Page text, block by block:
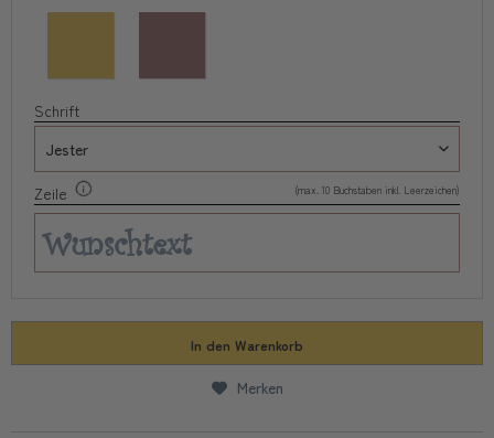
Schrift
Zeile (max. 10 Buchstaben inkl. Leerzeichen)
In den Warenkorb
Merken